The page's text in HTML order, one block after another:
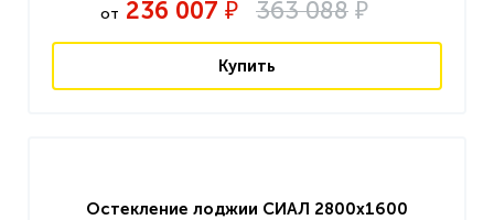
от 236 007 ₽ 363 088 ₽
Купить
Остекление лоджии СИАЛ 2800x1600